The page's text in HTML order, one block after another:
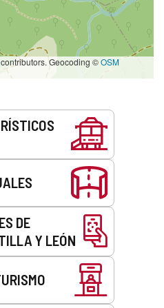
contributors. Geocoding ©OSM
DE
Y LEÓN